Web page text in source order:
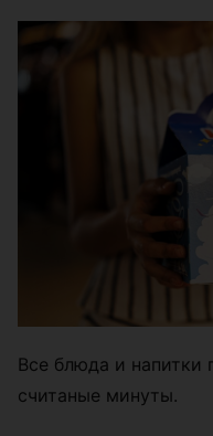
Все блюда и напитки
считаные минуты.